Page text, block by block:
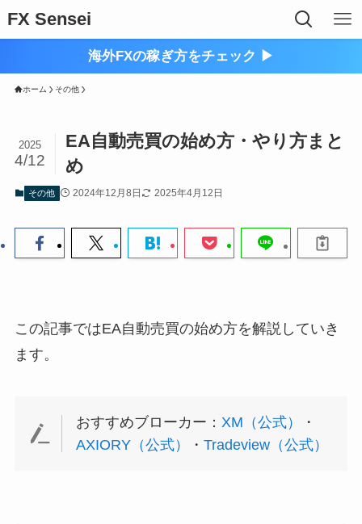
FX Sensei
海外FXの稼ぎ方をチェック ▶︎
ホーム その他
EA自動売買の始め方・やり方まと
め
2025
4/12
その他 2024年12月8日 2025年4月12日
この記事ではEA自動売買の始め方を解説していき
ます。
おすすめブローカー：XM（公式）
・
AXIORY（公式）
・Tradeview（公式）